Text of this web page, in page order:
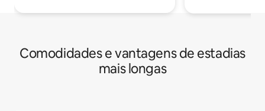
Comodidades e vantagens de estadias
mais longas